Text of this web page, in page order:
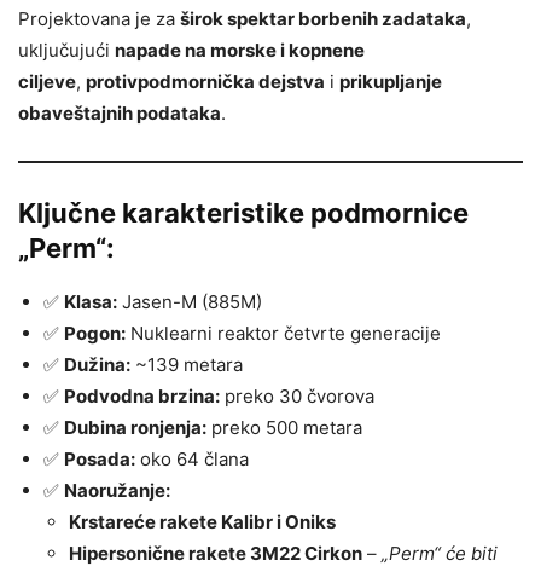
Projektovana je za širok spektar borbenih zadataka,
uključujući napade na morske i kopnene
ciljeve, protivpodmornička dejstva i prikupljanje
obaveštajnih podataka.
Ključne karakteristike podmornice
„Perm“:
✅ Klasa: Jasen-M (885M)
✅ Pogon: Nuklearni reaktor četvrte generacije
✅ Dužina: ~139 metara
✅ Podvodna brzina: preko 30 čvorova
✅ Dubina ronjenja: preko 500 metara
✅ Posada: oko 64 člana
✅ Naoružanje:
Krstareće rakete Kalibr i Oniks
Hipersonične rakete 3M22 Cirkon – „Perm“ će biti